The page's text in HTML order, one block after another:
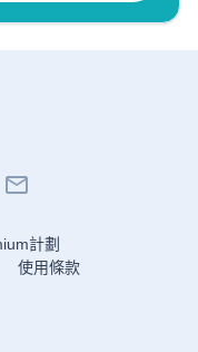
計劃
使用條款